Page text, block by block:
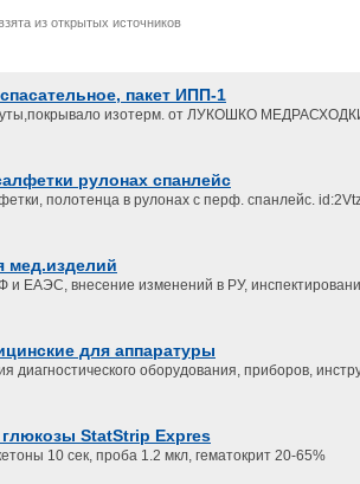
из открытых источников
пакет ИПП-1
изотерм. от ЛУКОШКО
рулонах спанлейс
полотенца в рулонах с перф. спанлейс.
мед.изделий
и ЕАЭС, внесение изменений в РУ,
для аппаратуры
диагностического оборудования, приборов,
StatStrip Expres
10 сек, проба 1.2 мкл, гематокрит 20-65%